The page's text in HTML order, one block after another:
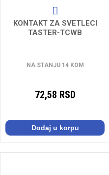
KONTAKT ZA SVETLECI
TASTER-TCWB
NA STANJU 14 KOM
72,58 RSD
Dodaj u korpu